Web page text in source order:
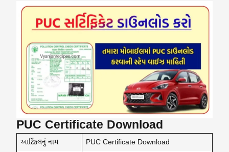
PUC Certificate Download
આર્ટિકલનું નામ
PUC Certificate Download